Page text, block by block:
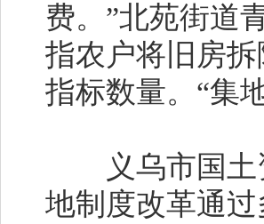
费。”北苑街道
指农户将旧房
指标数量。“集
义乌市国土
地制度改革通